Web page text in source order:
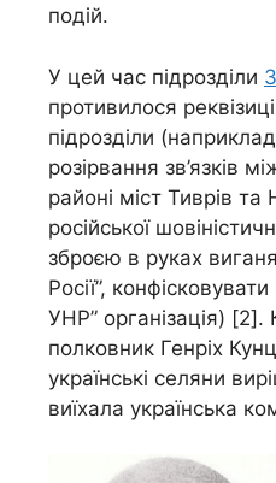
подій.
У цей час підрозділи
противилося
підрозділи
розірвання зв’язків
районі міст Тиврів та
російської
зброєю в руках
Росії”,
УНР” організація)
полковник Генріх
українські селяни
виїхала українська